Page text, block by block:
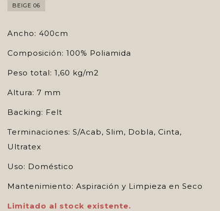
BEIGE 06
Ancho: 400cm
Composición: 100% Poliamida
Peso total: 1,60 kg/m2
Altura: 7 mm
Backing: Felt
Terminaciones: S/Acab, Slim, Dobla, Cinta,
Ultratex
Uso: Doméstico
Mantenimiento: Aspiración y Limpieza en Seco
Limitado al stock existente.